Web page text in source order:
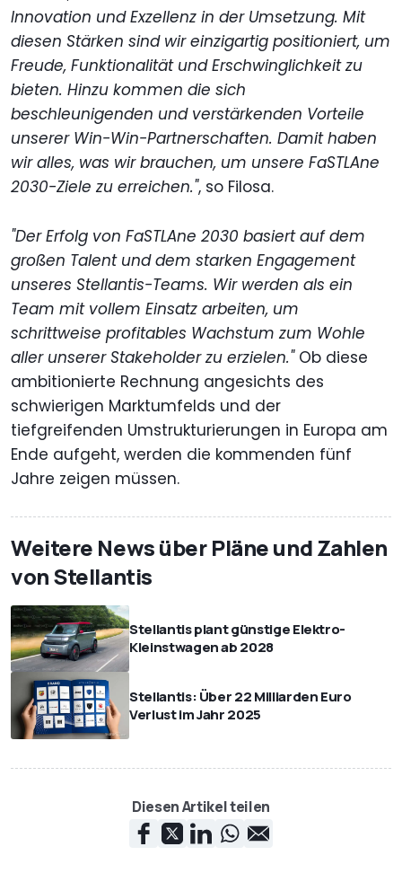
Innovation und Exzellenz in der Umsetzung. Mit
diesen Stärken sind wir einzigartig positioniert, um
Freude, Funktionalität und Erschwinglichkeit zu
bieten. Hinzu kommen die sich
beschleunigenden und verstärkenden Vorteile
unserer Win-Win-Partnerschaften. Damit haben
wir alles, was wir brauchen, um unsere FaSTLAne
2030-Ziele zu erreichen.", so Filosa.
"Der Erfolg von FaSTLAne 2030 basiert auf dem
großen Talent und dem starken Engagement
unseres Stellantis-Teams. Wir werden als ein
Team mit vollem Einsatz arbeiten, um
schrittweise profitables Wachstum zum Wohle
aller unserer Stakeholder zu erzielen."Ob diese
ambitionierte Rechnung angesichts des
schwierigen Marktumfelds und der
tiefgreifenden Umstrukturierungen in Europa am
Ende aufgeht, werden die kommenden fünf
Jahre zeigen müssen.
Weitere News über Pläne und Zahlen
von Stellantis
Stellantis plant günstige Elektro-
Kleinstwagen ab 2028
Stellantis: Über 22 Milliarden Euro
Verlust im Jahr 2025
Diesen Artikel teilen